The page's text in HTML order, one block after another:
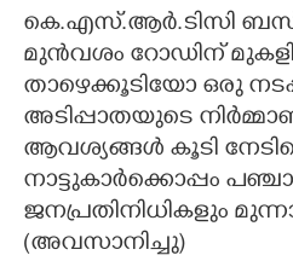
കെ.എസ്.ആർ.ടിസി ബസ്
മുൻവശം റോഡിന്
താഴെക്കൂടിയോ ഒരു
അടിപ്പാതയുടെ
ആവശ്യങ്ങൾ കൂടി
നാട്ടുകാർക്കൊപ്പം
ജനപ്രതിനിധികളും
(അവസാനിച്ചു)